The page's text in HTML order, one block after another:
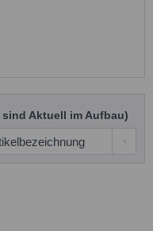
Aktuell im Aufbau)